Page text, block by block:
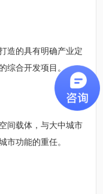
造的具有明确产业定
综合开发项目。
间载体，与大中城市
市功能的重任。